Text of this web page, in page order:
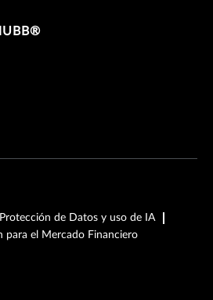
Protección de Datos y uso de IA
para el Mercado Financiero